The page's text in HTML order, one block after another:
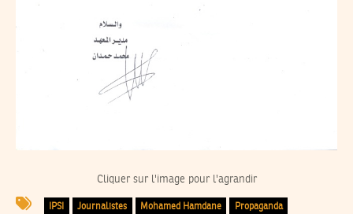
Cliquer sur l'image pour l'agrandir
IPSI Journalistes Mohamed Hamdane Propaganda